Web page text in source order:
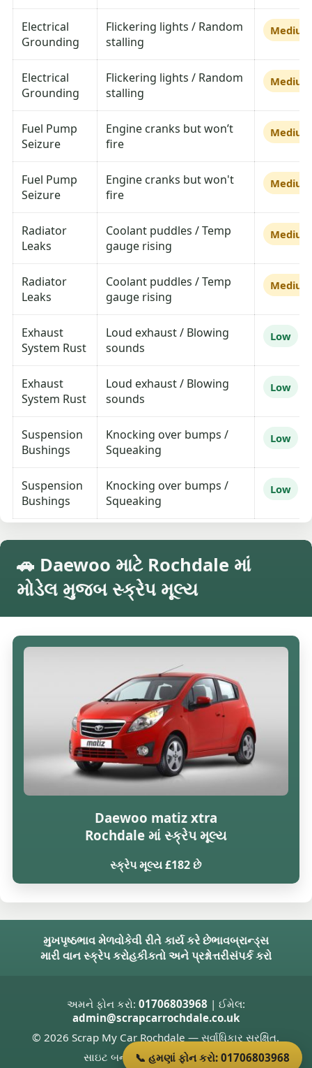
Electrical
Grounding
Flickering lights / Random
stalling
Medium
Electrical
Grounding
Flickering lights / Random
stalling
Medium
Fuel Pump
Seizure
Engine cranks but won’t
fire
Medium
Fuel Pump
Seizure
Engine cranks but won't
fire
Medium
Radiator
Leaks
Coolant puddles / Temp
gauge rising
Medium
Radiator
Leaks
Coolant puddles / Temp
gauge rising
Medium
Exhaust
System Rust
Loud exhaust / Blowing
sounds
Low
Exhaust
System Rust
Loud exhaust / Blowing
sounds
Low
Suspension
Bushings
Knocking over bumps /
Squeaking
Low
Suspension
Bushings
Knocking over bumps /
Squeaking
Low
🚗 Daewoo માટે Rochdale માં
મોડેલ મુજબ સ્ક્રેપ મૂલ્ય
Daewoo matiz xtra
Rochdale માં સ્ક્રેપ મૂલ્ય
સ્ક્રેપ મૂલ્ય £182 છે
મુખપૃષ્ઠભાવ મેળવોકેવી રીતે કાર્ય કરે છેભાવબ્રાન્ડ્સ
મારી વાન સ્ક્રેપ કરોહકીકતો અને પ્રશ્નોત્તરીસંપર્ક કરો
અમને ફોન કરો: 01706803968 | ઈમેલ:
admin@scrapcarrochdale.co.uk
© 2026 Scrap My Car Rochdale — સર્વાધિકાર સુરક્ષિત.
સાઇટ બનાવનારDonnie Welsh
📞 હમણાં ફોન કરો: 01706803968